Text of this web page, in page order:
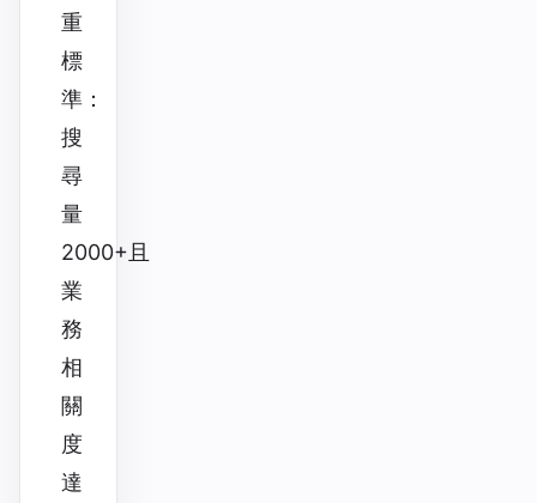
重
標
準：
搜
尋
量
2000+且
業
務
相
關
度
達